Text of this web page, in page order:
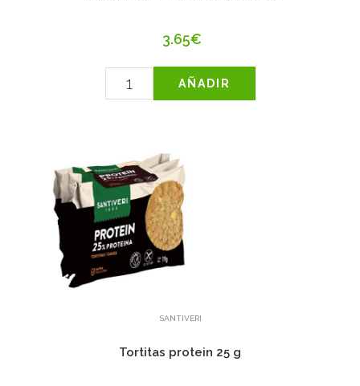
3.65€
AÑADIR
SANTIVERI
Tortitas protein 25 g